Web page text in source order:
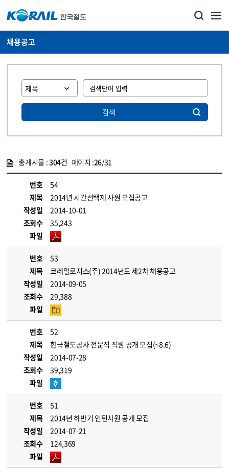
채용공고
검색
총게시물 :304건 페이지 :26/31
번호
54
제목
2014년 시간선택제 사원 모집공고
작성일
2014-10-01
조회수
35,243
파일
번호
53
제목
코레일로지스(주) 2014년도 제2차 채용공고
작성일
2014-09-05
조회수
29,388
파일
번호
52
제목
한국철도공사 전문직 직원 공개 모집(~8.6)
작성일
2014-07-28
조회수
39,319
파일
번호
51
제목
2014년 하반기 인턴사원 공개 모집
작성일
2014-07-21
조회수
124,369
파일